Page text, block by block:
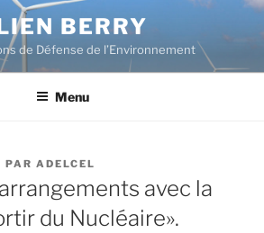
BERRY
de Défense de l’Environnement
Menu
PAR ADELCEL
avec la
du Nucléaire».